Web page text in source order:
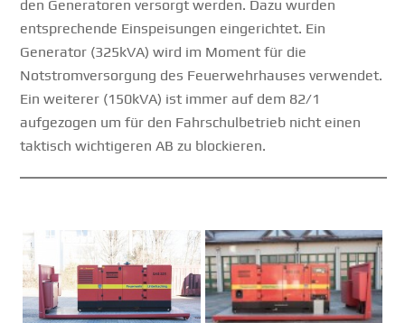
den Generatoren versorgt werden. Dazu wurden
entsprechende Einspeisungen eingerichtet. Ein
Generator (325kVA) wird im Moment für die
Notstromversorgung des Feuerwehrhauses verwendet.
Ein weiterer (150kVA) ist immer auf dem 82/1
aufgezogen um für den Fahrschulbetrieb nicht einen
taktisch wichtigeren AB zu blockieren.